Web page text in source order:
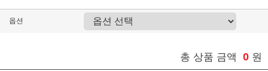
옵션
총 상품 금액 0 원